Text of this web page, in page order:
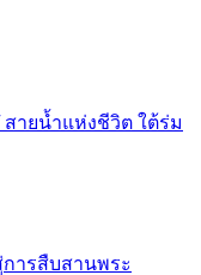
ายน้ำแห่งชีวิต ใต้ร่ม
ารสืบสานพระ